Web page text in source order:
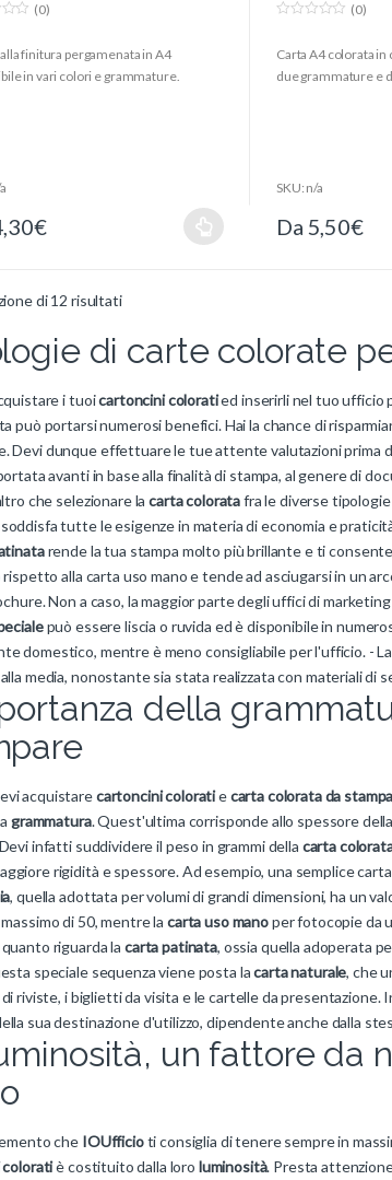
(0)
finitura pergamenata in A4
in vari colori e grammature.
€
u
o
(0)
Carta A4 colorata
due grammature e
SKU: n/a
Da 5,50€
di 12 risultati
di carte colorate
i tuoicartoncini coloratied inserirli nel tuo ufficio
può portarsi numerosi benefici. Hai la chance di
Devi dunque effettuare le tue attente valutazioni prima
avanti in base alla finalità di stampa, al genere di
che selezionare lacarta coloratafra le diverse
tutte le esigenze in materia di economia e
rende la tua stampa molto più brillante e ti
alla carta uso mano e tende ad asciugarsi in un
Non a caso, la maggior parte degli uffici di
può essere liscia o ruvida ed è disponibile in
domestico, mentre è meno consigliabile per l'ufficio. -
media, nonostante sia stata realizzata con materiali di
della
acquistarecartoncini coloratiecarta colorata da
grammatura. Quest'ultima corrisponde allo spessore
infatti suddividere il peso in grammi della carta
rigidità e spessore. Ad esempio, una semplice
, quella adottata per volumi di grandi dimensioni, ha un
di 50, mentre la carta uso manoper fotocopie da
riguarda la carta patinata, ossia quella adoperata
speciale sequenza viene posta lacarta naturale, che
riviste, i biglietti da visita e le cartelle da presentazione.
sua destinazione d'utilizzo, dipendente anche dalla
un fattore da
che IOUfficioti consiglia di tenere sempre in
è costituito dalla loro luminosità. Presta